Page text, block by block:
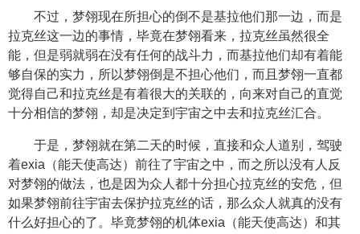
不过，梦翎现在所担心的倒不是基拉他们那一边，而是
拉克丝这一边的事情，毕竟在梦翎看来，拉克丝虽然很全
能，但是弱就弱在没有任何的战斗力，而基拉他们却有着能
够自保的实力，所以梦翎倒是不担心他们，而且梦翎一直都
觉得自己和拉克丝是有着很大的关联的，向来对自己的直觉
十分相信的梦翎，却是决定到宇宙之中去和拉克丝汇合。
于是，梦翎就在第二天的时候，直接和众人道别，驾驶
着exia（能天使高达）前往了宇宙之中，而之所以没有人反
对梦翎的做法，也是因为众人都十分担心拉克丝的安危，但
如果梦翎前往宇宙去保护拉克丝的话，那么众人就真的没有
什么好担心的了。毕竟梦翎的机体exia（能天使高达）和其